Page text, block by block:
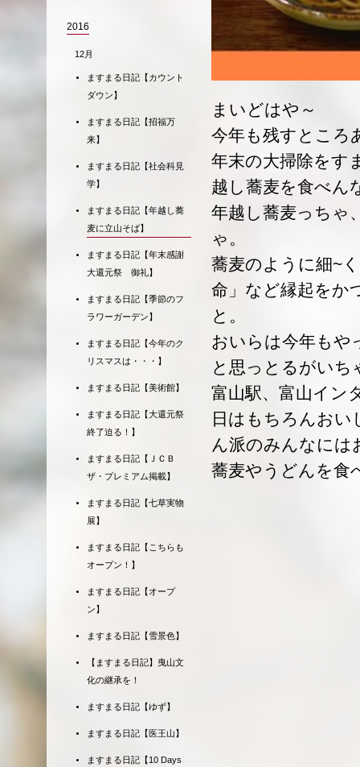
まいどはや～
今年も残すところ
年末の大掃除をす
越し蕎麦を食べん
年越し蕎麦っちゃ
ゃ。
蕎麦のように細~
命」など縁起をか
と。
おいらは今年もや
と思っとるがいち
富山駅、富山イン
日はもちろんおい
ん派のみんなには
蕎麦やうどんを食
2016
12月
ますまる日記【カウント
ダウン】
ますまる日記【招福万
来】
ますまる日記【社会科見
学】
ますまる日記【年越し蕎
麦に立山そば】
ますまる日記【年末感謝
大還元祭 御礼】
ますまる日記【季節のフ
ラワーガーデン】
ますまる日記【今年のク
リスマスは・・・】
ますまる日記【美術館】
ますまる日記【大還元祭
終了迫る！】
ますまる日記【ＪＣＢ
ザ・プレミアム掲載】
ますまる日記【七草実物
展】
ますまる日記【こちらも
オープン！】
ますまる日記【オープ
ン】
ますまる日記【雪景色】
【ますまる日記】曳山文
化の継承を！
ますまる日記【ゆず】
ますまる日記【医王山】
ますまる日記【10 Days